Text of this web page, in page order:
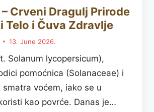
Crveni Dragulj Prirode
Telo i Čuva Zdravlje
13. June 2026.
Solanum lycopersicum),
pomoćnica (Solanaceae) i
voćem, iako se u
kao povrće. Danas je…